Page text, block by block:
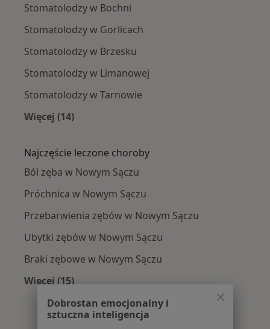
Stomatolodzy w Bochni
Stomatolodzy w Gorlicach
Stomatolodzy w Brzesku
Stomatolodzy w Limanowej
Stomatolodzy w Tarnowie
Więcej (14)
Najczęście leczone choroby
Ból zęba w Nowym Sączu
Próchnica w Nowym Sączu
Przebarwienia zębów w Nowym Sączu
Ubytki zębów w Nowym Sączu
Braki zębowe w Nowym Sączu
Więcej (15)
Więcej w kategorii: Najczęście leczone
Dobrostan emocjonalny i
sztuczna inteligencja